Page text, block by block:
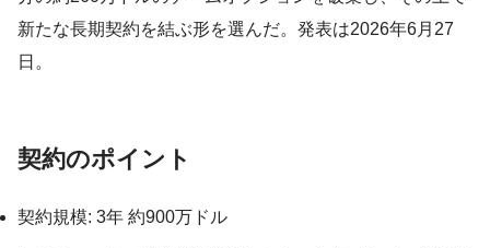
新たな長期契約を結ぶ形を選んだ。発表は2026年6月27
日。
契約のポイント
契約規模: 3年 約900万ドル